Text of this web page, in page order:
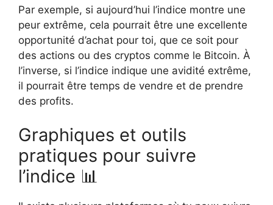
Par exemple, si aujourd’hui l’indice montre une
peur extrême, cela pourrait être une excellente
opportunité d’achat pour toi, que ce soit pour
des actions ou des cryptos comme le Bitcoin. À
l’inverse, si l’indice indique une avidité extrême,
il pourrait être temps de vendre et de prendre
des profits.
Graphiques et outils
pratiques pour suivre
l’indice 📊